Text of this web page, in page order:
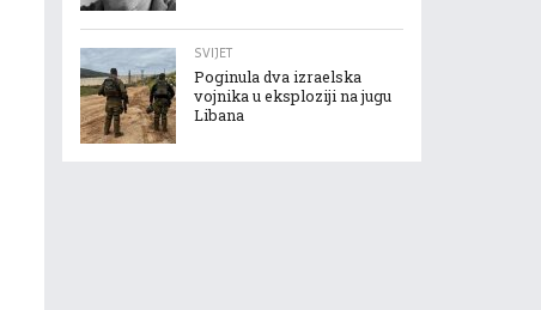
SVIJET
Poginula dva izraelska
vojnika u eksploziji na jugu
Libana